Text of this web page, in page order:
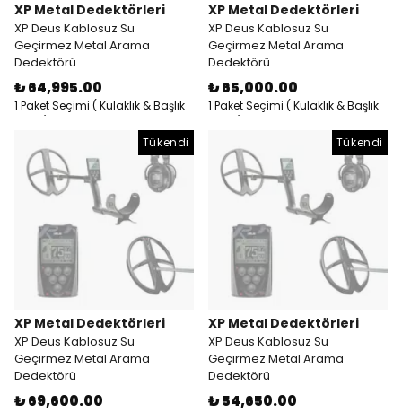
XP Metal Dedektörleri
XP Deus Kablosuz Su
Geçirmez Metal Arama
Dedektörü
₺ 64,995.00
1 Paket Seçimi ( Kulaklık & Başlık
XP Metal Dedektörleri
XP Deus Kablosuz Su
Geçirmez Metal Arama
Dedektörü
₺ 65,000.00
1 Paket Seçimi ( Kulaklık & Başlık
Tükendi
XP Metal Dedektörleri
XP Deus Kablosuz Su
Geçirmez Metal Arama
Dedektörü
₺ 69,600.00
Tükendi
XP Metal Dedektörleri
XP Deus Kablosuz Su
Geçirmez Metal Arama
Dedektörü
₺ 54,650.00